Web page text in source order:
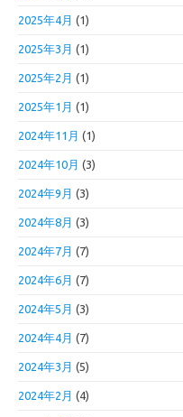
2025年4月 (1)
2025年3月 (1)
2025年2月 (1)
2025年1月 (1)
2024年11月 (1)
2024年10月 (3)
2024年9月 (3)
2024年8月 (3)
2024年7月 (7)
2024年6月 (7)
2024年5月 (3)
2024年4月 (7)
2024年3月 (5)
2024年2月 (4)